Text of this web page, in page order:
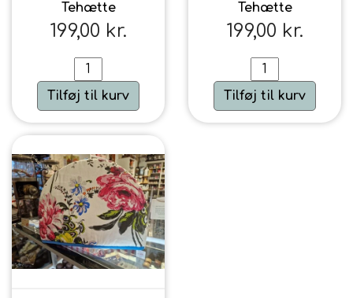
Tehætte
199,00 kr.
Tilføj til kurv
Tehætte
199,00 kr.
Tilføj til kurv